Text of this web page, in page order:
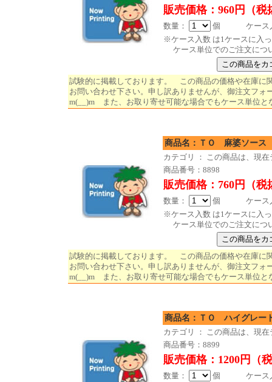
販売価格：960円（税
数量：
個 ケース入
※ケース入数 は1ケースに入
ケース単位でのご注文につ
試験的に掲載しております。 この商品の価格や在庫に
お問い合わせ下さい。申し訳ありませんが、御注文フォ
m(__)m また、お取り寄せ可能な場合でもケース単位と
商品名：ＴＯ 麻婆
カテゴリ ： この商品は、現
商品番号：8898
販売価格：760円（税
数量：
個 ケース入
※ケース入数 は1ケースに入
ケース単位でのご注文につ
試験的に掲載しております。 この商品の価格や在庫に
お問い合わせ下さい。申し訳ありませんが、御注文フォ
m(__)m また、お取り寄せ可能な場合でもケース単位と
商品名：ＴＯ ハイグレー
カテゴリ ： この商品は、現
商品番号：8899
販売価格：1200円（
数量：
個 ケース入